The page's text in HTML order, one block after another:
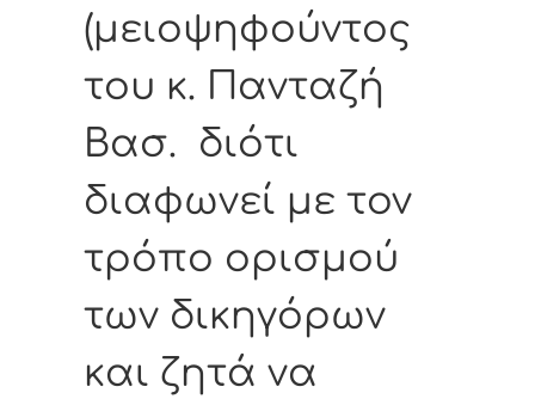
(μειοψηφούντος
του κ. Πανταζή
Βασ. διότι
διαφωνεί με τον
τρόπο ορισμού
των δικηγόρων
και ζητά να